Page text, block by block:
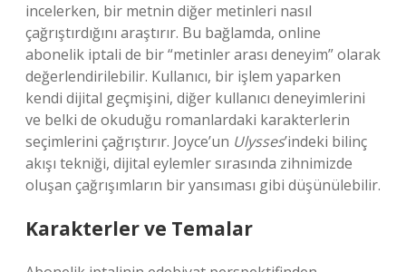
incelerken, bir metnin diğer metinleri nasıl
çağrıştırdığını araştırır. Bu bağlamda, online
abonelik iptali de bir “metinler arası deneyim” olarak
değerlendirilebilir. Kullanıcı, bir işlem yaparken
kendi dijital geçmişini, diğer kullanıcı deneyimlerini
ve belki de okuduğu romanlardaki karakterlerin
seçimlerini çağrıştırır. Joyce’un Ulysses’indeki bilinç
akışı tekniği, dijital eylemler sırasında zihnimizde
oluşan çağrışımların bir yansıması gibi düşünülebilir.
Karakterler ve Temalar